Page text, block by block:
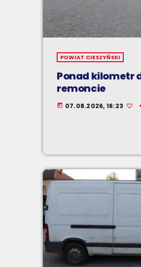
POWIAT CIESZYŃSKI
Ponad kilometr
remoncie
today 07.08.2026, 16:23